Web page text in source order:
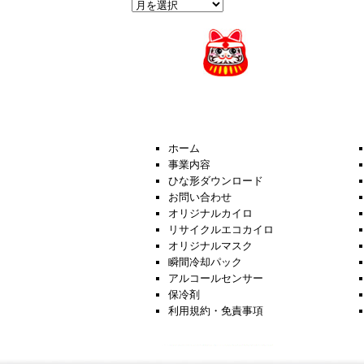
過
ホーム
事業内容
ひな形ダウンロード
お問い合わせ
オリジナルカイロ
リサイクルエコカイロ
オリジナルマスク
瞬間冷却パック
アルコールセンサー
保冷剤
利用規約・免責事項